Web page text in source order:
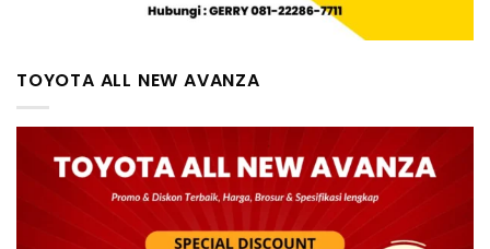
TOYOTA ALL NEW AVANZA